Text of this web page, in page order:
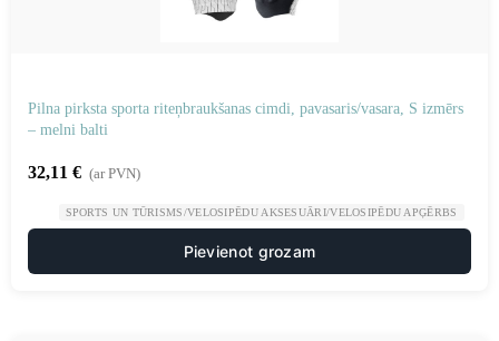
Pilna pirksta sporta riteņbraukšanas cimdi, pavasaris/vasara, S izmērs
– melni balti
32,11 € (ar PVN)
SPORTS UN TŪRISMS/VELOSIPĒDU AKSESUĀRI/VELOSIPĒDU APĢĒRBS
Pievienot grozam